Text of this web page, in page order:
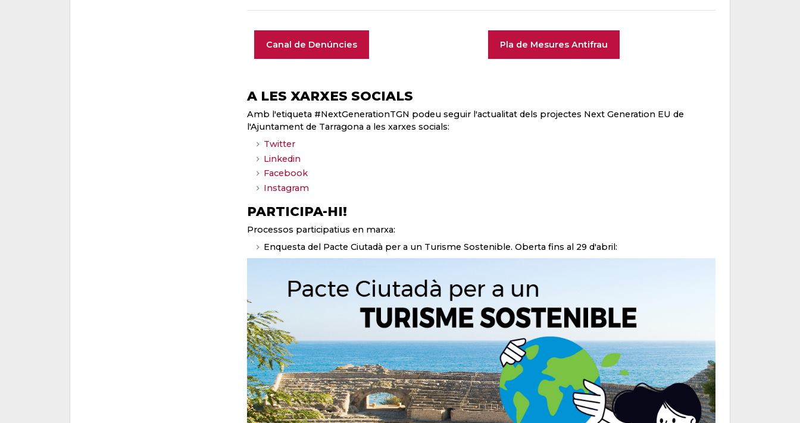
Canal de Denúncies Pla de Mesures Antifrau
A LES XARXES SOCIALS
Amb l'etiqueta #NextGenerationTGN podeu seguir l'actualitat dels projectes Next Generation EU de
l'Ajuntament de Tarragona a les xarxes socials:
Twitter
Linkedin
Facebook
Instagram
PARTICIPA-HI!
Processos participatius en marxa:
Enquesta del Pacte Ciutadà per a un Turisme Sostenible. Oberta fins al 29 d'abril: